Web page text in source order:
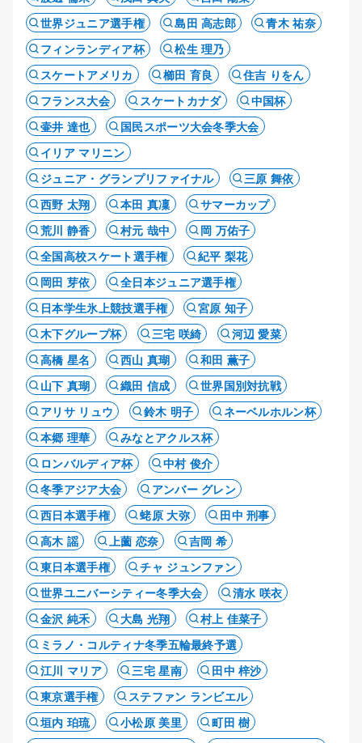
世界ジュニア選手権
島田 高志郎
青木 祐奈
フィンランディア杯
松生 理乃
スケートアメリカ
櫛田 育良
住吉 りをん
フランス大会
スケートカナダ
中国杯
壷井 達也
国民スポーツ大会冬季大会
イリア マリニン
ジュニア・グランプリファイナル
三原 舞依
西野 太翔
本田 真凜
サマーカップ
荒川 静香
村元 哉中
岡 万佑子
全国高校スケート選手権
紀平 梨花
岡田 芽依
全日本ジュニア選手権
日本学生氷上競技選手権
宮原 知子
木下グループ杯
三宅 咲綺
河辺 愛菜
高橋 星名
西山 真瑚
和田 薫子
山下 真瑚
織田 信成
世界国別対抗戦
アリサ リュウ
鈴木 明子
ネーベルホルン杯
本郷 理華
みなとアクルス杯
ロンバルディア杯
中村 俊介
冬季アジア大会
アンバー グレン
西日本選手権
蛯原 大弥
田中 刑事
高木 謡
上薗 恋奈
吉岡 希
東日本選手権
チャ ジュンファン
世界ユニバーシティー冬季大会
清水 咲衣
金沢 純禾
大島 光翔
村上 佳菜子
ミラノ・コルティナ冬季五輪最終予選
江川 マリア
三宅 星南
田中 梓沙
東京選手権
ステファン ランビエル
垣内 珀琉
小松原 美里
町田 樹